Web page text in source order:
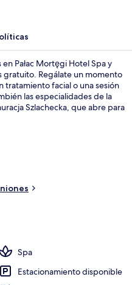
Pałac Mortęgi Hotel Spa y
Regálate un momento
tratamiento facial o una sesión
las especialidades de la
Szlachecka, que abre para
Spa
Estacionamiento disponible